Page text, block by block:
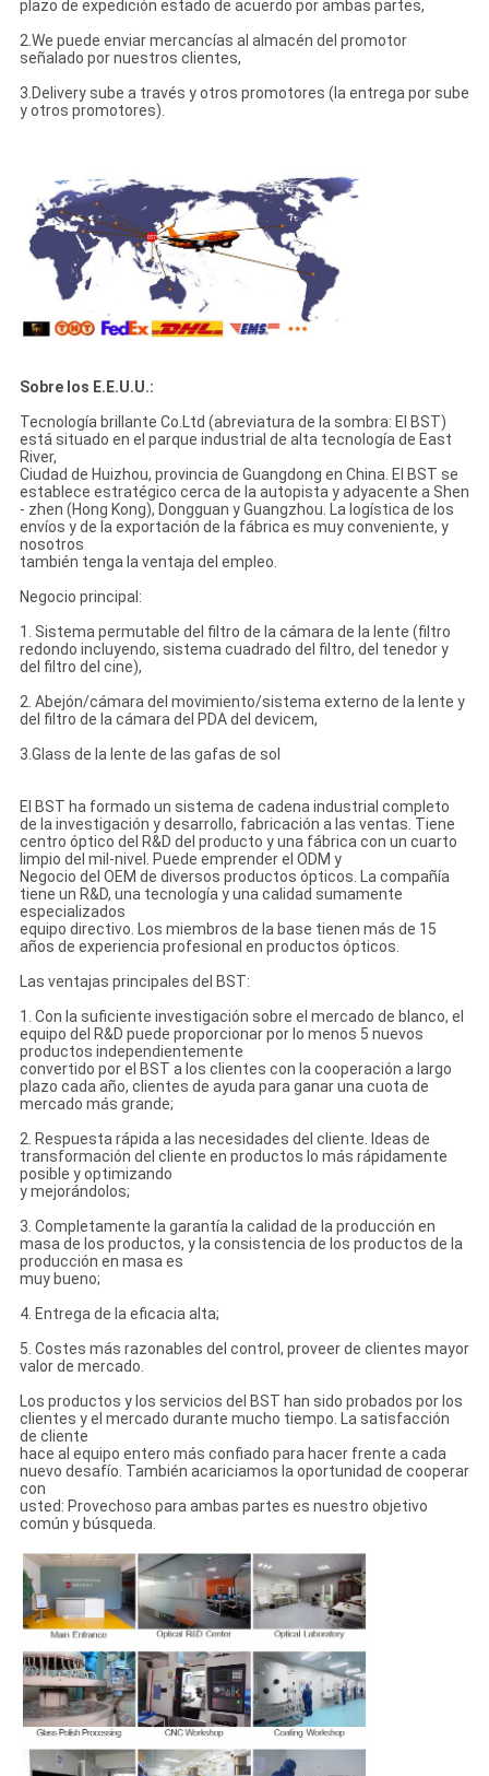
plazo de expedición estado de acuerdo por ambas partes,
2.We puede enviar mercancías al almacén del promotor
señalado por nuestros clientes,
3.Delivery sube a través y otros promotores (la entrega por sube
y otros promotores).
Sobre los E.E.U.U.:
Tecnología brillante Co.Ltd (abreviatura de la sombra: El BST)
está situado en el parque industrial de alta tecnología de East
River,
Ciudad de Huizhou, provincia de Guangdong en China. El BST se
establece estratégico cerca de la autopista y adyacente a Shen
- zhen (Hong Kong), Dongguan y Guangzhou. La logística de los
envíos y de la exportación de la fábrica es muy conveniente, y
nosotros
también tenga la ventaja del empleo.
Negocio principal:
1. Sistema permutable del filtro de la cámara de la lente (filtro
redondo incluyendo, sistema cuadrado del filtro, del tenedor y
del filtro del cine),
2. Abejón/cámara del movimiento/sistema externo de la lente y
del filtro de la cámara del PDA del devicem,
3.Glass de la lente de las gafas de sol
El BST ha formado un sistema de cadena industrial completo
de la investigación y desarrollo, fabricación a las ventas. Tiene
centro óptico del R&D del producto y una fábrica con un cuarto
limpio del mil-nivel. Puede emprender el ODM y
Negocio del OEM de diversos productos ópticos. La compañía
tiene un R&D, una tecnología y una calidad sumamente
especializados
equipo directivo. Los miembros de la base tienen más de 15
años de experiencia profesional en productos ópticos.
Las ventajas principales del BST:
1. Con la suficiente investigación sobre el mercado de blanco, el
equipo del R&D puede proporcionar por lo menos 5 nuevos
productos independientemente
convertido por el BST a los clientes con la cooperación a largo
plazo cada año, clientes de ayuda para ganar una cuota de
mercado más grande;
2. Respuesta rápida a las necesidades del cliente. Ideas de
transformación del cliente en productos lo más rápidamente
posible y optimizando
y mejorándolos;
3. Completamente la garantía la calidad de la producción en
masa de los productos, y la consistencia de los productos de la
producción en masa es
muy bueno;
4. Entrega de la eficacia alta;
5. Costes más razonables del control, proveer de clientes mayor
valor de mercado.
Los productos y los servicios del BST han sido probados por los
clientes y el mercado durante mucho tiempo. La satisfacción
de cliente
hace al equipo entero más confiado para hacer frente a cada
nuevo desafío. También acariciamos la oportunidad de cooperar
con
usted: Provechoso para ambas partes es nuestro objetivo
común y búsqueda.